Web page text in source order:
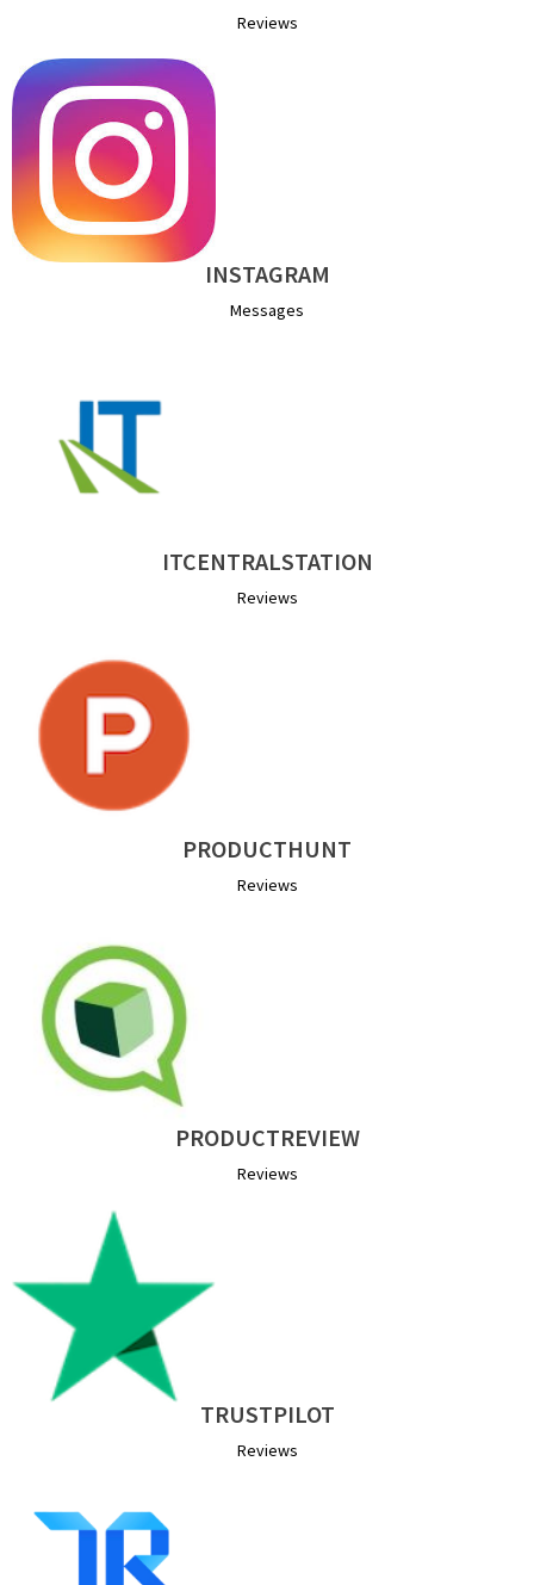
Reviews
INSTAGRAM
Messages
ITCENTRALSTATION
Reviews
PRODUCTHUNT
Reviews
PRODUCTREVIEW
Reviews
TRUSTPILOT
Reviews